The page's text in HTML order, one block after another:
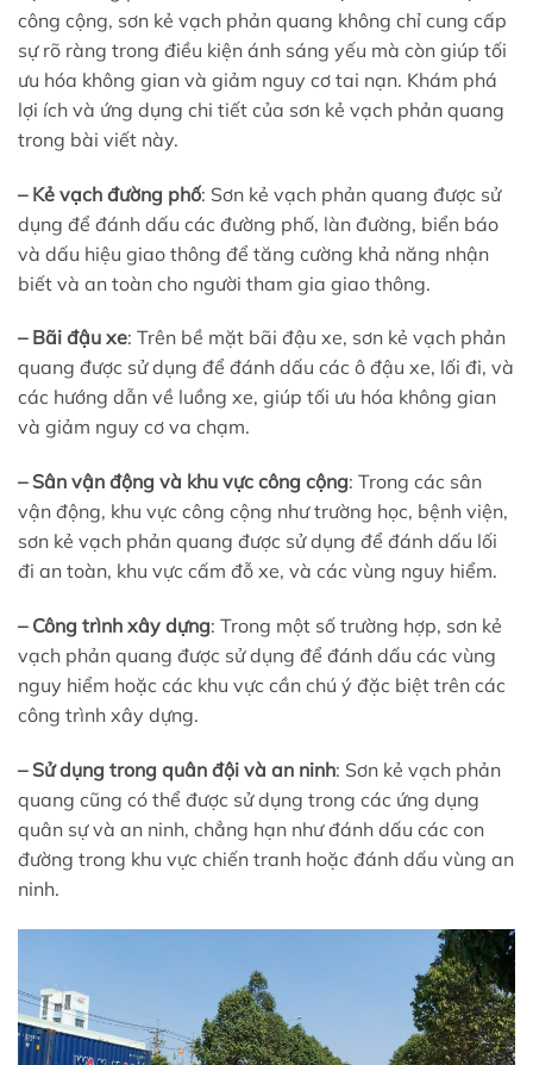
công cộng, sơn kẻ vạch phản quang không chỉ cung cấp
sự rõ ràng trong điều kiện ánh sáng yếu mà còn giúp tối
ưu hóa không gian và giảm nguy cơ tai nạn. Khám phá
lợi ích và ứng dụng chi tiết của sơn kẻ vạch phản quang
trong bài viết này.
– Kẻ vạch đường phố: Sơn kẻ vạch phản quang được sử
dụng để đánh dấu các đường phố, làn đường, biển báo
và dấu hiệu giao thông để tăng cường khả năng nhận
biết và an toàn cho người tham gia giao thông.
– Bãi đậu xe: Trên bề mặt bãi đậu xe, sơn kẻ vạch phản
quang được sử dụng để đánh dấu các ô đậu xe, lối đi, và
các hướng dẫn về luồng xe, giúp tối ưu hóa không gian
và giảm nguy cơ va chạm.
– Sân vận động và khu vực công cộng: Trong các sân
vận động, khu vực công cộng như trường học, bệnh viện,
sơn kẻ vạch phản quang được sử dụng để đánh dấu lối
đi an toàn, khu vực cấm đỗ xe, và các vùng nguy hiểm.
– Công trình xây dựng: Trong một số trường hợp, sơn kẻ
vạch phản quang được sử dụng để đánh dấu các vùng
nguy hiểm hoặc các khu vực cần chú ý đặc biệt trên các
công trình xây dựng.
– Sử dụng trong quân đội và an ninh: Sơn kẻ vạch phản
quang cũng có thể được sử dụng trong các ứng dụng
quân sự và an ninh, chẳng hạn như đánh dấu các con
đường trong khu vực chiến tranh hoặc đánh dấu vùng an
ninh.